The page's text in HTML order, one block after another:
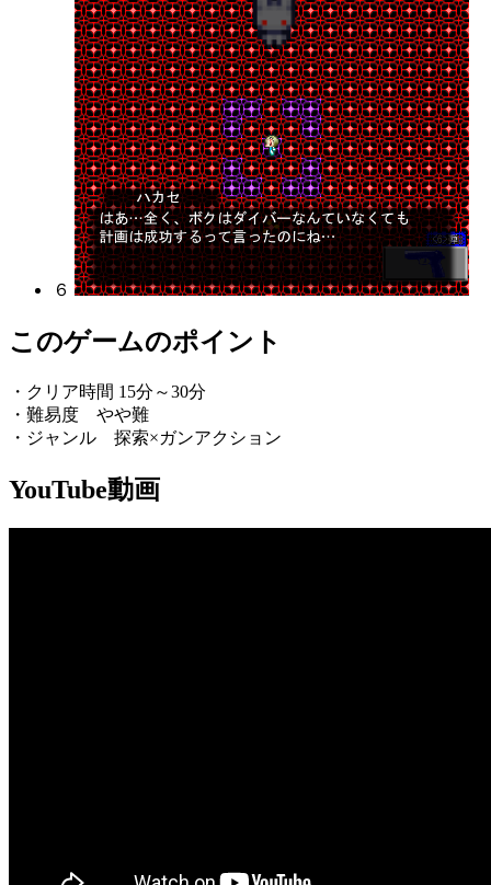
６
このゲームのポイント
・クリア時間 15分～30分
・難易度 やや難
・ジャンル 探索×ガンアクション
YouTube動画